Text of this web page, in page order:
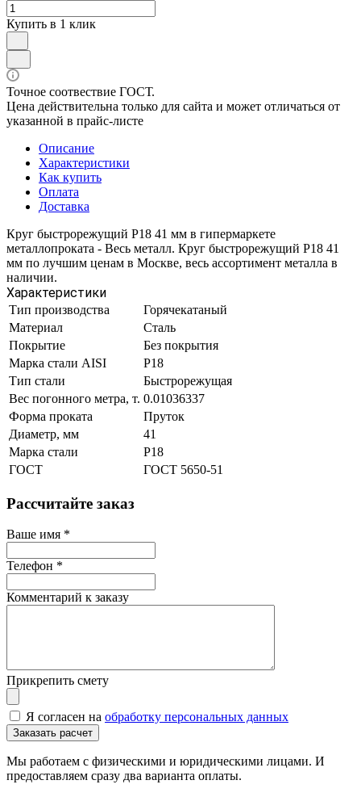
Купить в 1 клик
Точное соотвествие ГОСТ.
Цена действительна только для сайта и может отличаться от
указанной в прайс-листе
Описание
Характеристики
Как купить
Оплата
Доставка
Круг быстрорежущий Р18 41 мм в гипермаркете
металлопроката - Весь металл. Круг быстрорежущий Р18 41
мм по лучшим ценам в Москве, весь ассортимент металла в
наличии.
Характеристики
Тип производства
Горячекатаный
Материал
Сталь
Покрытие
Без покрытия
Марка стали AISI
Р18
Тип стали
Быстрорежущая
Вес погонного метра, т. 0.01036337
Форма проката
Пруток
Диаметр, мм
41
Марка стали
Р18
ГОСТ
ГОСТ 5650-51
Рассчитайте заказ
Ваше имя *
Телефон *
Комментарий к заказу
Прикрепить смету
Я согласен на обработку персональных данных
Мы работаем с физическими и юридическими лицами. И
предоставляем сразу два варианта оплаты.